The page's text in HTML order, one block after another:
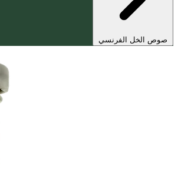
صوص الخل الفرنسي